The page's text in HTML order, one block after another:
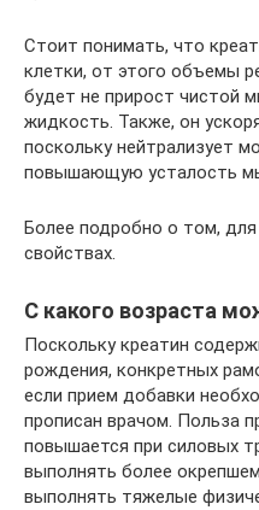
Стоит понимать, что
клетки, от этого объемы
будет не прирост чистой
жидкость. Также, он
поскольку нейтрализует
повышающую усталость
Более подробно о том, для
свойствах.
С какого возраста
Поскольку креатин
рождения, конкретных
если прием добавки
прописан врачом. Польза
повышается при силовых
выполнять более
выполнять тяжелые